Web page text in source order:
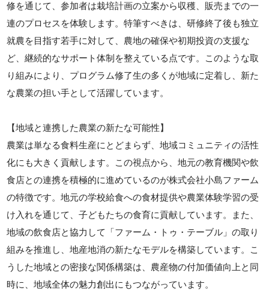
修を通じて、参加者は栽培計画の立案から収穫、販売までの一
連のプロセスを体験します。特筆すべきは、研修終了後も独立
就農を目指す若手に対して、農地の確保や初期投資の支援な
ど、継続的なサポート体制を整えている点です。このような取
り組みにより、プログラム修了生の多くが地域に定着し、新た
な農業の担い手として活躍しています。
【地域と連携した農業の新たな可能性】
農業は単なる食料生産にとどまらず、地域コミュニティの活性
化にも大きく貢献します。この視点から、地元の教育機関や飲
食店との連携を積極的に進めているのが株式会社小島ファーム
の特徴です。地元の学校給食への食材提供や農業体験学習の受
け入れを通じて、子どもたちの食育に貢献しています。また、
地域の飲食店と協力して「ファーム・トゥ・テーブル」の取り
組みを推進し、地産地消の新たなモデルを構築しています。こ
うした地域との密接な関係構築は、農産物の付加価値向上と同
時に、地域全体の魅力創出にもつながっています。